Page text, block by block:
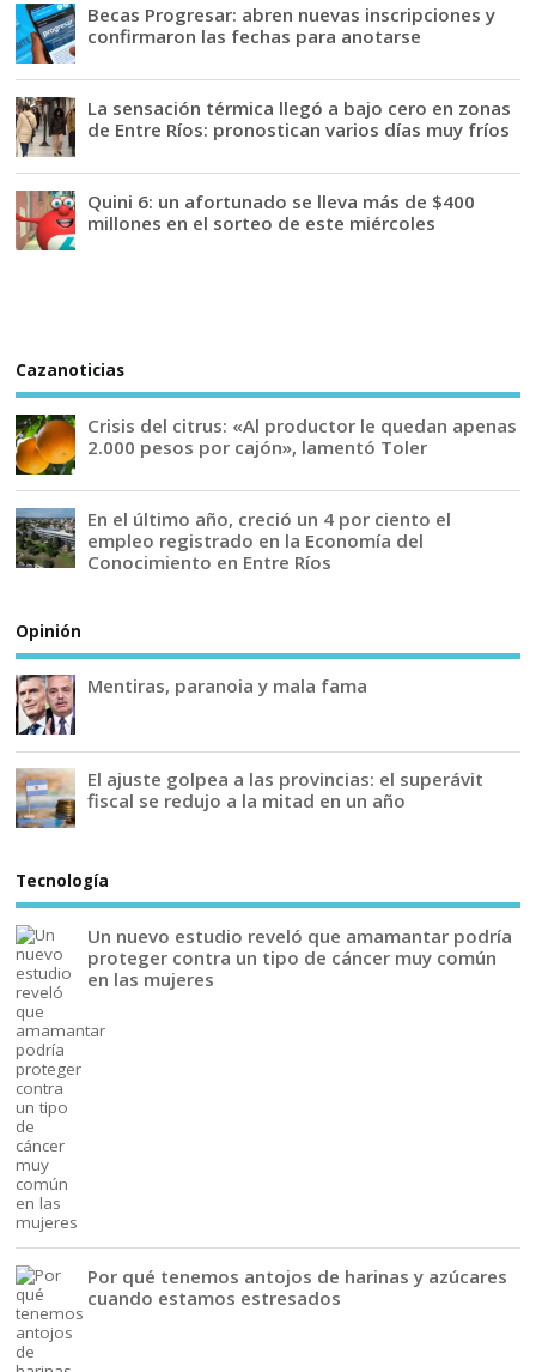
Becas Progresar: abren nuevas inscripciones y
confirmaron las fechas para anotarse
La sensación térmica llegó a bajo cero en zonas
de Entre Ríos: pronostican varios días muy fríos
Quini 6: un afortunado se lleva más de $400
millones en el sorteo de este miércoles
Cazanoticias
Crisis del citrus: «Al productor le quedan apenas
2.000 pesos por cajón», lamentó Toler
En el último año, creció un 4 por ciento el
empleo registrado en la Economía del
Conocimiento en Entre Ríos
Opinión
Mentiras, paranoia y mala fama
El ajuste golpea a las provincias: el superávit
fiscal se redujo a la mitad en un año
Tecnología
Un nuevo estudio reveló que amamantar podría
proteger contra un tipo de cáncer muy común
en las mujeres
Por qué tenemos antojos de harinas y azúcares
cuando estamos estresados